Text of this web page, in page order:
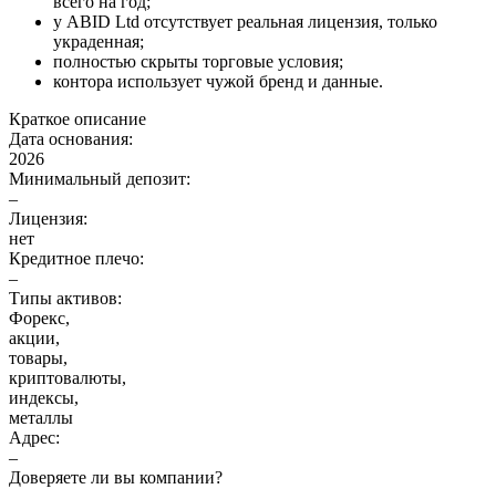
у ABID Ltd отсутствует реальная лицензия, только
украденная;
полностью скрыты торговые условия;
контора использует чужой бренд и данные.
Краткое описание
Дата основания:
2026
Минимальный депозит:
–
Лицензия:
нет
Кредитное плечо:
–
Типы активов:
Форекс,
акции,
товары,
криптовалюты,
индексы,
металлы
Адрес:
–
Доверяете ли вы компании?